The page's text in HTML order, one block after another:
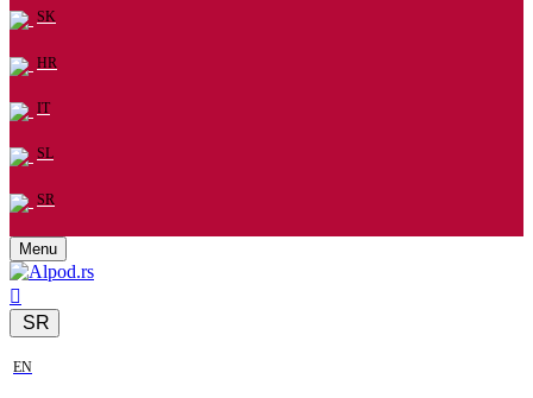
SK
HR
IT
SL
SR
Menu
SR
EN